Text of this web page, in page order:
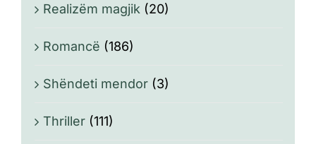
Realizëm magjik (20)
Romancë (186)
Shëndeti mendor (3)
Thriller (111)